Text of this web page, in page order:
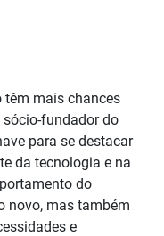
têm mais chances
sócio-fundador do
para se destacar
da tecnologia e na
do
novo, mas também
e